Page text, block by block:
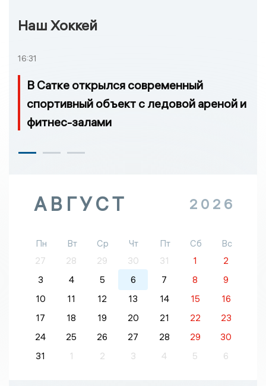
Наш Хоккей
16:31
В Сатке открылся современный
спортивный объект с ледовой ареной и
фитнес-залами
АВГУСТ 2026
Пн Вт Ср Чт Пт Сб
Вс
27
28 29 30 31 1
2
3
4 5 6 7 8
9
10
11 12 13 14 15
16
17
18 19 20 21 22
23
24
25 26 27 28 29
30
31
1 2 3 4 5 6